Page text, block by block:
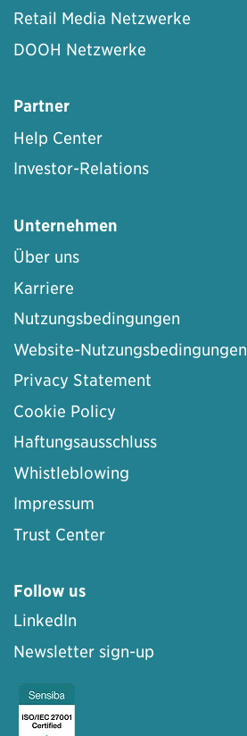
Retail Media Netzwerke
DOOH Netzwerke
Partner
Help Center
Investor-Relations
Unternehmen
Über uns
Karriere
Nutzungsbedingungen
Website-Nutzungsbedingungen
Privacy Statement
Cookie Policy
Haftungsausschluss
Whistleblowing
Impressum
Trust Center
Follow us
LinkedIn
Newsletter sign-up